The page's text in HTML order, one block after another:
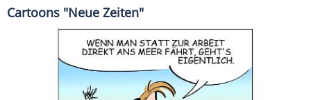
Cartoons "Neue Zeiten"